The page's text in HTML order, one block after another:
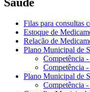
Filas para consultas
Estoque de
Relação de
Plano Municipal de
Competência
Competência
Plano Municipal de
Competência